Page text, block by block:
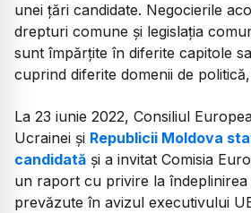
unei țări candidate. Negocierile
drepturi comune și legislația
sunt împărțite în diferite capitole
cuprind diferite domenii de
La 23 iunie 2022, Consiliul
Ucrainei și Republicii Moldova
candidată și a invitat Comisia
un raport cu privire la
prevăzute în avizul executivului